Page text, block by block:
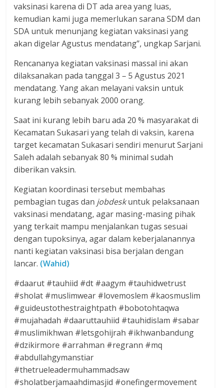
vaksinasi karena di DT ada area yang luas,
kemudian kami juga memerlukan sarana SDM dan
SDA untuk menunjang kegiatan vaksinasi yang
akan digelar Agustus mendatang”, ungkap Sarjani.
Rencananya kegiatan vaksinasi massal ini akan
dilaksanakan pada tanggal 3 – 5 Agustus 2021
mendatang. Yang akan melayani vaksin untuk
kurang lebih sebanyak 2000 orang.
Saat ini kurang lebih baru ada 20 % masyarakat di
Kecamatan Sukasari yang telah di vaksin, karena
target kecamatan Sukasari sendiri menurut Sarjani
Saleh adalah sebanyak 80 % minimal sudah
diberikan vaksin.
Kegiatan koordinasi tersebut membahas
pembagian tugas dan jobdeskuntuk pelaksanaan
vaksinasi mendatang, agar masing-masing pihak
yang terkait mampu menjalankan tugas sesuai
dengan tupoksinya, agar dalam keberjalanannya
nanti kegiatan vaksinasi bisa berjalan dengan
lancar. (Wahid)
#daarut #tauhiid #dt #aagym #tauhidwetrust
#sholat #muslimwear #lovemoslem #kaosmuslim
#guideustothestraightpath #bobotohtaqwa
#mujahadah #daaruttauhiid #tauhidislam #sabar
#muslimikhwan #letsgohijrah #ikhwanbandung
#dzikirmore #arrahman #regrann #mq
#abdullahgymanstiar
#thetrueleadermuhammadsaw
#sholatberjamaahdimasjid #onefingermovement